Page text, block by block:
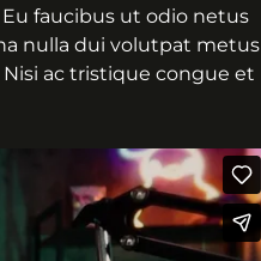
faucibus ut odio netus
nulla dui volutpat metus
Nisi ac tristique congue et